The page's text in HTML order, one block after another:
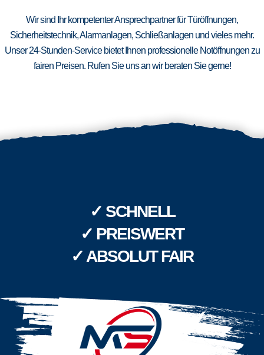
Wir sind Ihr kompetenter Ansprechpartner für Türöffnungen,
Sicherheitstechnik, Alarmanlagen, Schließanlagen und vieles mehr.
Unser 24-Stunden-Service bietet Ihnen professionelle Notöffnungen zu
fairen Preisen. Rufen Sie uns an wir beraten Sie gerne!
✓ SCHNELL
✓ PREISWERT
✓ ABSOLUT FAIR